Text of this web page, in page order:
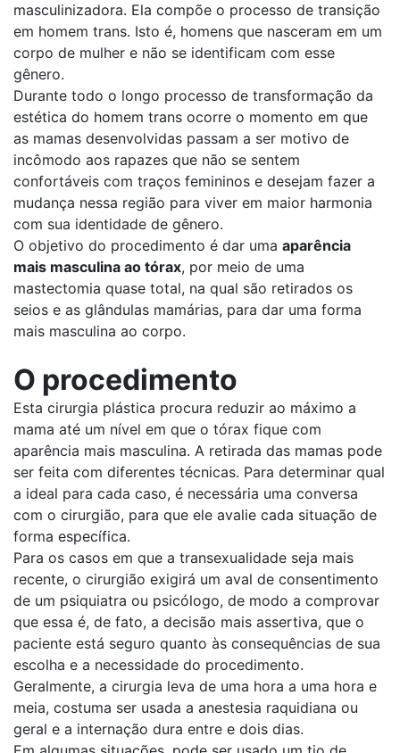
masculinizadora. Ela compõe o processo de transição
em homem trans. Isto é, homens que nasceram em um
corpo de mulher e não se identificam com esse
gênero.
Durante todo o longo processo de transformação da
estética do homem trans ocorre o momento em que
as mamas desenvolvidas passam a ser motivo de
incômodo aos rapazes que não se sentem
confortáveis com traços femininos e desejam fazer a
mudança nessa região para viver em maior harmonia
com sua identidade de gênero.
O objetivo do procedimento é dar uma aparência
mais masculina ao tórax, por meio de uma
mastectomia quase total, na qual são retirados os
seios e as glândulas mamárias, para dar uma forma
mais masculina ao corpo.
O procedimento
Esta cirurgia plástica procura reduzir ao máximo a
mama até um nível em que o tórax fique com
aparência mais masculina. A retirada das mamas pode
ser feita com diferentes técnicas. Para determinar qual
a ideal para cada caso, é necessária uma conversa
com o cirurgião, para que ele avalie cada situação de
forma específica.
Para os casos em que a transexualidade seja mais
recente, o cirurgião exigirá um aval de consentimento
de um psiquiatra ou psicólogo, de modo a comprovar
que essa é, de fato, a decisão mais assertiva, que o
paciente está seguro quanto às consequências de sua
escolha e a necessidade do procedimento.
Geralmente, a cirurgia leva de uma hora a uma hora e
meia, costuma ser usada a anestesia raquidiana ou
geral e a internação dura entre e dois dias.